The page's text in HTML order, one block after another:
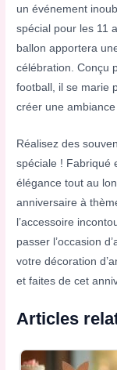
un événement
spécial pour les 11
ballon apportera
célébration. Conçu
football, il se marie
créer une
Réalisez des
spéciale ! Fabriqué
élégance tout au
anniversaire à
l’accessoire
passer l’occasion
votre décoration
et faites de cet
Articles